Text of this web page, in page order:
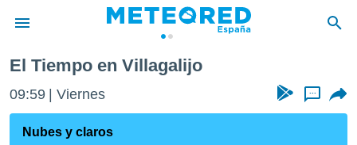
de
por
El Tiempo en Villagalijo
09:59 Viernes ...
Nubes y claros